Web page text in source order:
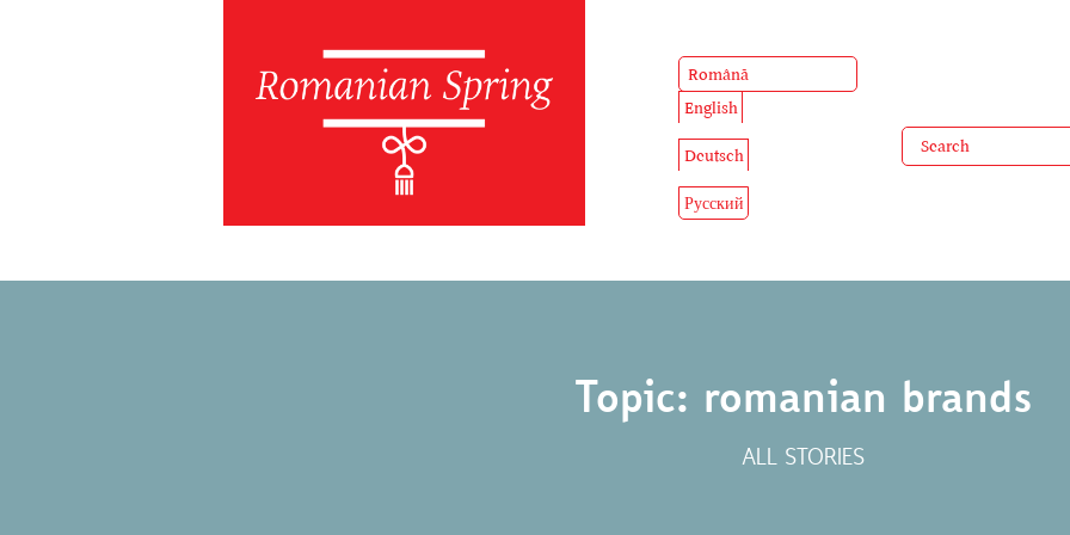
Română
English
Deutsch
Русский
Topic: romanian brands
ALL STORIES